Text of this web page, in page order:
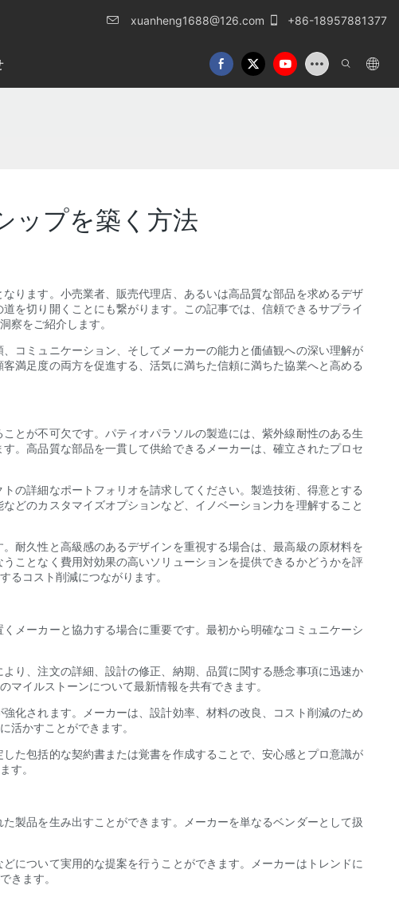
xuanheng1688@126.com +86-18957881377
ップを築く方法
ります。小売業者、販売代理店、あるいは高品質な部品を求めるデザ
を切り開くことにも繋がります。この記事では、信頼できるサプライ
察をご紹介します。
コミュニケーション、そしてメーカーの能力と価値観への深い理解が
満足度の両方を促進する、活気に満ちた信頼に満ちた協業へと高める
とが不可欠です。パティオパラソルの製造には、紫外線耐性のある生
。高品質な部品を一貫して供給できるメーカーは、確立されたプロセ
の詳細なポートフォリオを請求してください。製造技術、得意とする
どのカスタマイズオプションなど、イノベーション力を理解すること
耐久性と高級感のあるデザインを重視する場合は、最高級の原材料を
ことなく費用対効果の高いソリューションを提供できるかどうかを評
コスト削減につながります。
メーカーと協力する場合に重要です。最初から明確なコミュニケーシ
り、注文の詳細、設計の修正、納期、品質に関する懸念事項に迅速か
イルストーンについて最新情報を共有できます。
化されます。メーカーは、設計効率、材料の改良、コスト削減のため
活かすことができます。
た包括的な契約書または覚書を作成することで、安心感とプロ意識が
す。
製品を生み出すことができます。メーカーを単なるベンダーとして扱
について実用的な提案を行うことができます。メーカーはトレンドに
きます。